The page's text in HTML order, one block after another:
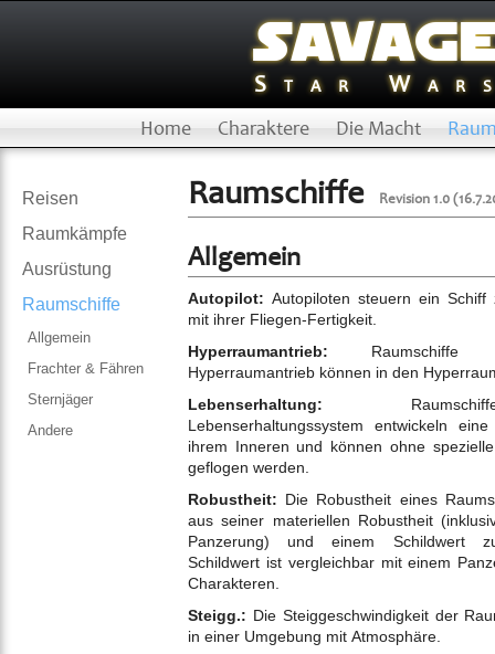
Star
Home Charaktere Die Macht
Reisen
Raumkämpfe
Ausrüstung
Raumschiffe
Allgemein
Frachter & Fähren
Sternjäger
Andere
Raumschiffe Revision 1.0
Allgemein
Autopilot: Autopiloten steuern ein Schiff
mit ihrer Fliegen-Fertigkeit.
Hyperraumantrieb: Raumschiffe
Hyperraumantrieb können in den
Lebenserhaltung:
Lebenserhaltungssystem entwickeln
ihrem Inneren und können ohne spezielle Pilotenkleidung
geflogen werden.
Robustheit: Die Robustheit eines
aus seiner materiellen Robustheit (inklusive
Panzerung) und einem Schildwert
Schildwert ist vergleichbar mit einem
Charakteren.
Steigg.: Die Steiggeschwindigkeit der
in einer Umgebung mit Atmosphäre.